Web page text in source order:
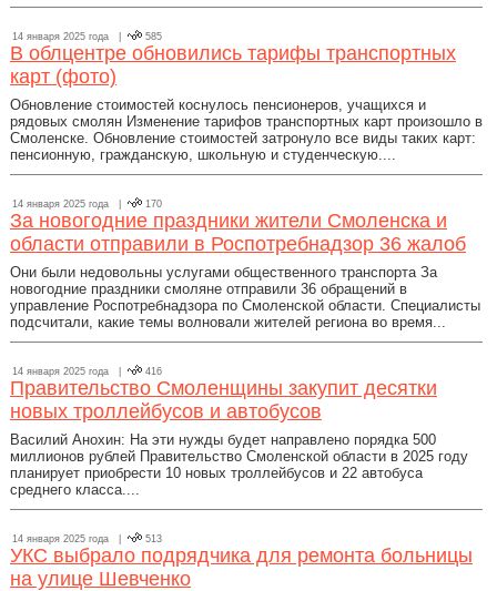
14 января 2025 года | 585
В облцентре обновились тарифы транспортных
карт (фото)
Обновление стоимостей коснулось пенсионеров, учащихся и
рядовых смолян Изменение тарифов транспортных карт произошло в
Смоленске. Обновление стоимостей затронуло все виды таких карт:
пенсионную, гражданскую, школьную и студенческую....
14 января 2025 года | 170
За новогодние праздники жители Смоленска и
области отправили в Роспотребнадзор 36 жалоб
Они были недовольны услугами общественного транспорта За
новогодние праздники смоляне отправили 36 обращений в
управление Роспотребнадзора по Смоленской области. Специалисты
подсчитали, какие темы волновали жителей региона во время...
14 января 2025 года | 416
Правительство Смоленщины закупит десятки
новых троллейбусов и автобусов
Василий Анохин: На эти нужды будет направлено порядка 500
миллионов рублей Правительство Смоленской области в 2025 году
планирует приобрести 10 новых троллейбусов и 22 автобуса
среднего класса....
14 января 2025 года | 513
УКС выбрало подрядчика для ремонта больницы
на улице Шевченко